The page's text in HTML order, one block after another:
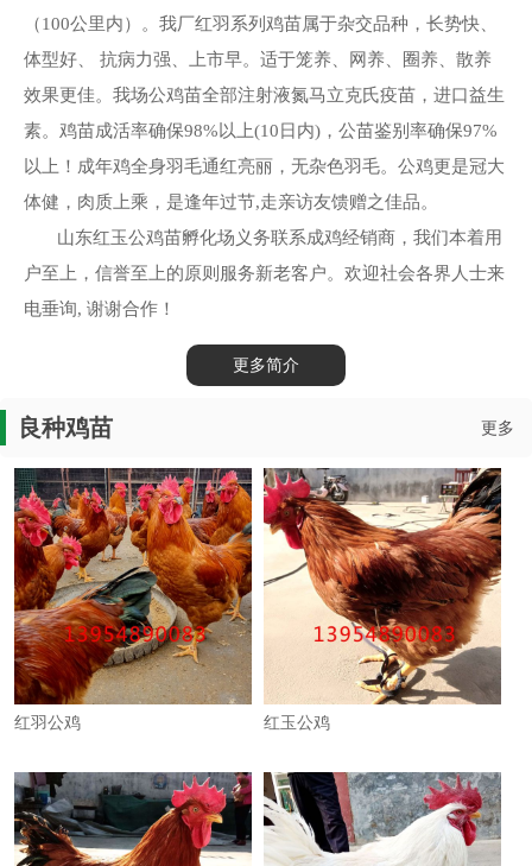
1 2
（100公里内）。我厂红羽系列鸡苗属于杂交品种，长势快、
体型好、 抗病力强、上市早。适于笼养、网养、圈养、散养
效果更佳。我场公鸡苗全部注射液氮马立克氏疫苗，进口益生
素。鸡苗成活率确保98%以上(10日内)，公苗鉴别率确保97%
以上！成年鸡全身羽毛通红亮丽，无杂色羽毛。公鸡更是冠大
体健，肉质上乘，是逢年过节,走亲访友馈赠之佳品。
山东红玉公鸡苗孵化场义务联系成鸡经销商，我们本着用
户至上，信誉至上的原则服务新老客户。欢迎社会各界人士来
电垂询, 谢谢合作！
更多简介
良种鸡苗 更多
红羽公鸡 红玉公鸡